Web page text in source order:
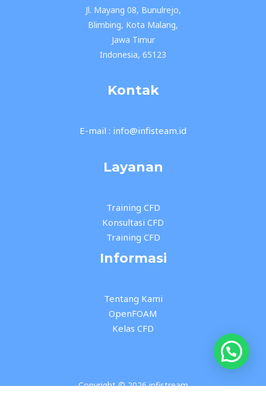
Jl. Mayang 08, Bunulrejo,
Blimbing, Kota Malang,
Jawa Timur
Indonesia, 65123
Kontak
E-mail : info@infisteam.id
Layanan
Training CFD
Konsultasi CFD
Training CFD
Informasi
Tentang Kami
OpenFOAM
Kelas CFD
Copyright © 2026 infistream